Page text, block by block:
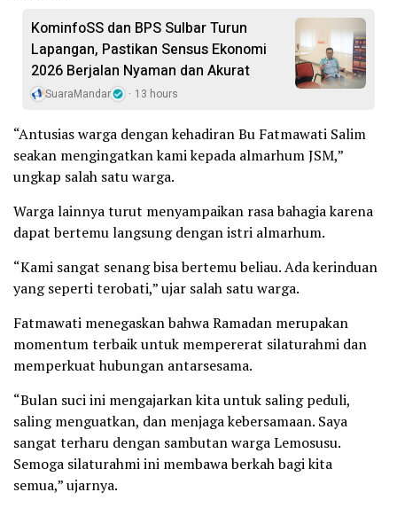
KominfoSS dan BPS Sulbar Turun
Lapangan, Pastikan Sensus Ekonomi
2026 Berjalan Nyaman dan Akurat
SuaraMandar 13 hours
“Antusias warga dengan kehadiran Bu Fatmawati Salim
seakan mengingatkan kami kepada almarhum JSM,”
ungkap salah satu warga.
Warga lainnya turut menyampaikan rasa bahagia karena
dapat bertemu langsung dengan istri almarhum.
“Kami sangat senang bisa bertemu beliau. Ada kerinduan
yang seperti terobati,” ujar salah satu warga.
Fatmawati menegaskan bahwa Ramadan merupakan
momentum terbaik untuk mempererat silaturahmi dan
memperkuat hubungan antarsesama.
“Bulan suci ini mengajarkan kita untuk saling peduli,
saling menguatkan, dan menjaga kebersamaan. Saya
sangat terharu dengan sambutan warga Lemosusu.
Semoga silaturahmi ini membawa berkah bagi kita
semua,” ujarnya.